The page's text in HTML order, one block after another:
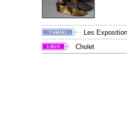
Les
Cholet